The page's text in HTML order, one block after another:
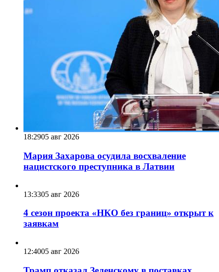
18:2905 авг 2026
Мария Захарова осудила восхваление
нацистского преступника в Латвии
13:3305 авг 2026
4 сезон проекта «НКО без границ» открыт к
заявкам
12:4005 авг 2026